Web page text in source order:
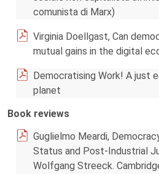
comunista di Marx)
Virginia Doellgast, Can
mutual gains in the digital
Democratising Work! A just
planet
Book reviews
Guglielmo Meardi,
Status and Post-Industrial
Wolfgang Streeck.